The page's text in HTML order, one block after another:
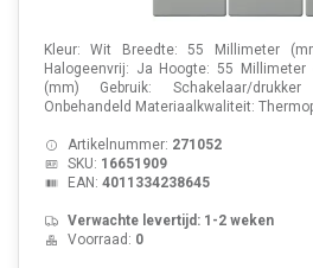
Kleur: Wit Breedte: 55 Millimeter
Halogeenvrij: Ja Hoogte: 55
(mm) Gebruik: Schakelaar/drukker
Onbehandeld Materiaalkwaliteit:
Artikelnummer: 271052
SKU: 16651909
EAN: 4011334238645
Verwachte levertijd: 1-2 weken
Voorraad: 0